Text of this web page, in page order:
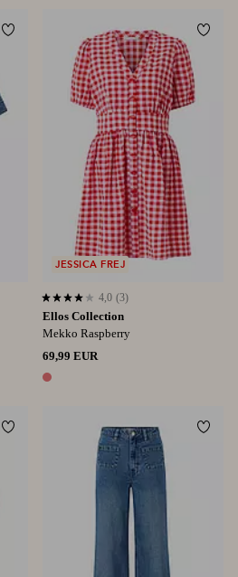
Lisää suosikkeihin
Ellos Collection
Mekko Raspberry
69,99 EUR
1 väri
4,0 perustuen 3 arvosanaan
4,0 (3)
JESSICA FREJ
LXL
Lisää suosikkeihin